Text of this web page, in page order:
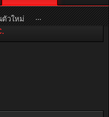
เพิ่มเติม คลิกที่นี่
.
วใหม่ ...